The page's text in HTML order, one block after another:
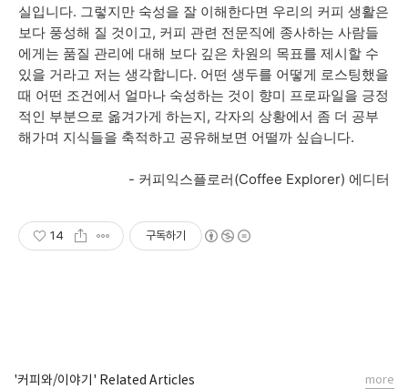
실입니다. 그렇지만 숙성을 잘 이해한다면 우리의 커피 생활은
보다 풍성해 질 것이고, 커피 관련 전문직에 종사하는 사람들
에게는 품질 관리에 대해 보다 깊은 차원의 목표를 제시할 수
있을 거라고 저는 생각합니다. 어떤 생두를 어떻게 로스팅했을
때 어떤 조건에서 얼마나 숙성하는 것이 향미 프로파일을 긍정
적인 부분으로 옮겨가게 하는지, 각자의 상황에서 좀 더 공부
해가며 지식들을 축적하고 공유해보면 어떨까 싶습니다.
- 커피익스플로러(Coffee Explorer) 에디터
14 구독하기
'커피와/이야기' Related Articles more